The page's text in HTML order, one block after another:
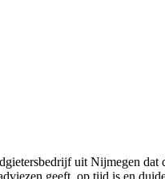
uit Nijmegen
geeft, op tijd is en